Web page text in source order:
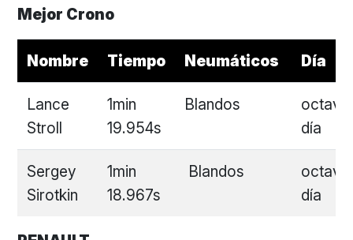
Mejor Crono
Nombre Tiempo Neumáticos Día
Lance
Stroll
1min
19.954s
Blandos
octavo
día
Sergey
Sirotkin
1min
18.967s
Blandos
octavo
día